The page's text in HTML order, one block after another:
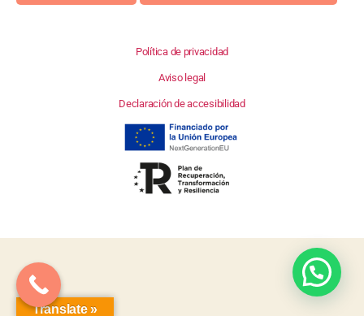
Política de privacidad
Aviso legal
Declaración de accesibilidad
Translate »